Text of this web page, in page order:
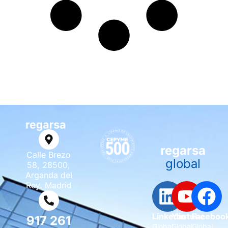
Calle Brezo
58, 28500,
Arganda del
Rey. Madrid
917 261
regarsa
global
Linkedin
Global
Youtube
GlobalGlobal